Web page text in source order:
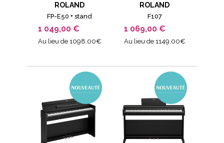
ROLAND
FP-E50 + stand
1 049,00 €
Au lieu de 1098.00€
ROLAND
F107
1 069,00 €
Au lieu de 1149.00€